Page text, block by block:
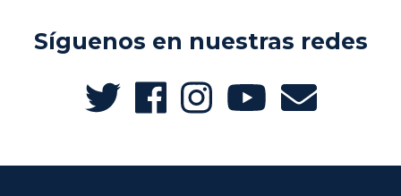
Síguenos en nuestras redes